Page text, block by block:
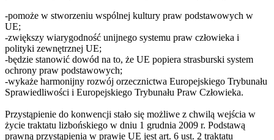
-pomoże w stworzeniu wspólnej kultury praw podstawowych w
UE;
-zwiększy wiarygodność unijnego systemu praw człowieka i
polityki zewnętrznej UE;
-będzie stanowić dowód na to, że UE popiera strasburski system
ochrony praw podstawowych;
-wykaże harmonijny rozwój orzecznictwa Europejskiego Trybunału
Sprawiedliwości i Europejskiego Trybunału Praw Człowieka.
Przystąpienie do konwencji stało się możliwe z chwilą wejścia w
życie traktatu lizbońskiego w dniu 1 grudnia 2009 r. Podstawą
prawną przystąpienia w prawie UE jest art. 6 ust. 2 traktatu